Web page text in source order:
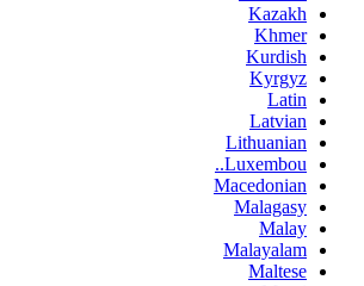
Kazakh
Khmer
Kurdish
Kyrgyz
Latin
Latvian
Lithuanian
Luxembou..
Macedonian
Malagasy
Malay
Malayalam
Maltese